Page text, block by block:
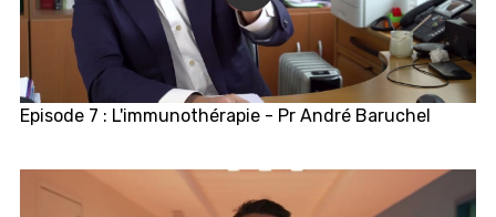
Episode 7 : L'immunothérapie - Pr André Baruchel